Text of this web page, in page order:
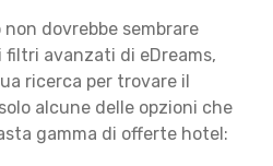
dovrebbe sembrare
filtri avanzati di eDreams,
ricerca per trovare il
alcune delle opzioni che
gamma di offerte hotel: